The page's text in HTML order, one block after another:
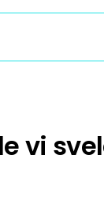
vi